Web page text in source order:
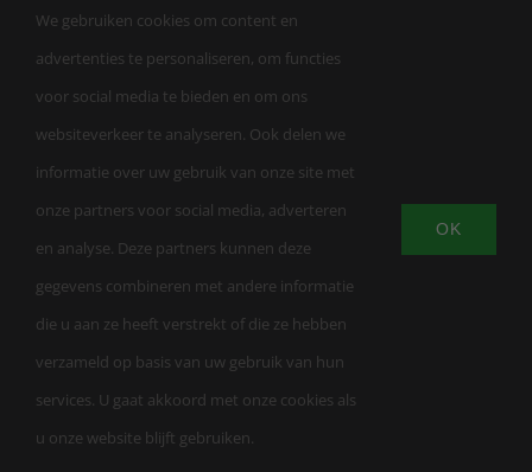
© Copyright | Trainingsschool AW Apeldoorn |
KVK 863459232026 | LuxWebsites| All Rights
Reserved |Privacybeleid|Algemene
voorwaarden
We gebruiken cookies om content en
advertenties te personaliseren, om functies
voor social media te bieden en om ons
websiteverkeer te analyseren. Ook delen we
informatie over uw gebruik van onze site met
onze partners voor social media, adverteren
en analyse. Deze partners kunnen deze
gegevens combineren met andere informatie
die u aan ze heeft verstrekt of die ze hebben
verzameld op basis van uw gebruik van hun
services. U gaat akkoord met onze cookies als
u onze website blijft gebruiken.
OK